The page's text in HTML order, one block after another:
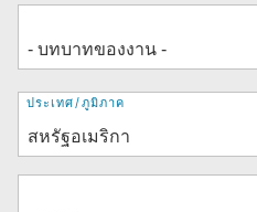
ที่
อยู่
ประเทศ/ภูมิภาค